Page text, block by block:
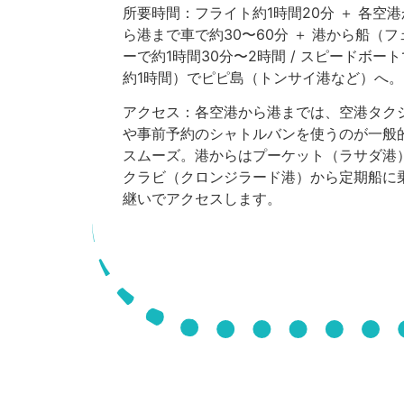
所要時間：フライト約1時間20分 ＋ 各空
ら港まで車で約30〜60分 ＋ 港から船（フ
ーで約1時間30分〜2時間 / スピードボー
約1時間）でピピ島（トンサイ港など）へ。
アクセス：各空港から港までは、空港タク
や事前予約のシャトルバンを使うのが一般
スムーズ。港からはプーケット（ラサダ港
クラビ（クロンジラード港）から定期船に
継いでアクセスします。